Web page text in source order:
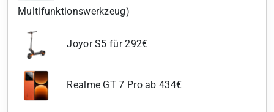
Multifunktionswerkzeug)
Joyor S5 für 292€
Realme GT 7 Pro ab 434€